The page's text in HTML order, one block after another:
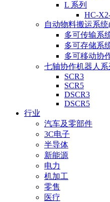
L 系列
HC-
自动物料搬运系
多可传输系
多可存储系
多可移动协
七轴协作机器人系
SCR3
SCR5
DSCR3
DSCR5
行业
汽车及零部件
3C电子
半导体
新能源
电力
机加工
零售
医疗